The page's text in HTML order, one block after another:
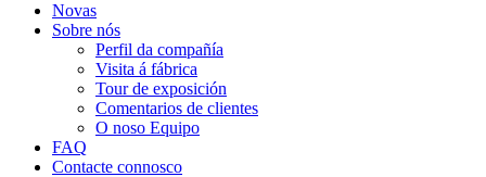
Novas
Sobre nós
Perfil da compañía
Visita á fábrica
Tour de exposición
Comentarios de clientes
O noso Equipo
FAQ
Contacte connosco